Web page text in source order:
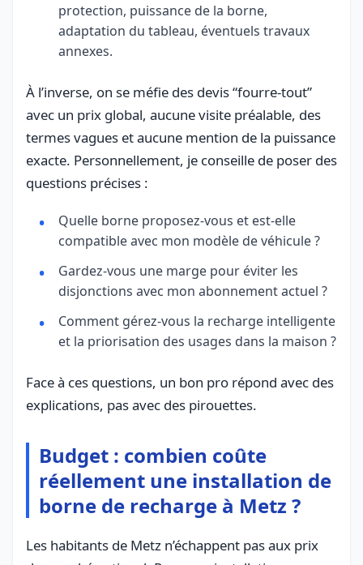
protection, puissance de la borne,
adaptation du tableau, éventuels travaux
annexes.
À l’inverse, on se méfie des devis “fourre-tout”
avec un prix global, aucune visite préalable, des
termes vagues et aucune mention de la puissance
exacte. Personnellement, je conseille de poser des
questions précises :
Quelle borne proposez-vous et est-elle
compatible avec mon modèle de véhicule ?
Gardez-vous une marge pour éviter les
disjonctions avec mon abonnement actuel ?
Comment gérez-vous la recharge intelligente
et la priorisation des usages dans la maison ?
Face à ces questions, un bon pro répond avec des
explications, pas avec des pirouettes.
Budget : combien coûte
réellement une installation de
borne de recharge à Metz ?
Les habitants de Metz n’échappent pas aux prix